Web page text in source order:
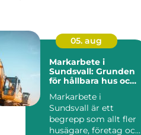
05. aug
Markarbete i
Sundsvall: Grunden
för hållbara hus och
Markarbete i
Sundsvall är ett
begrepp som allt fler
husägare, företag och